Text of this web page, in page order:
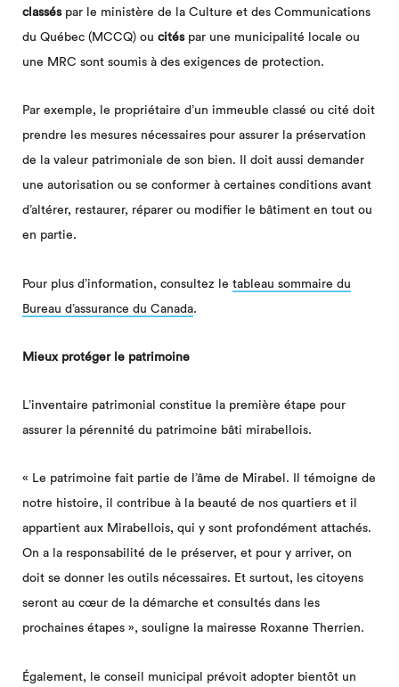
classéspar le ministère de la Culture et des Communications
du Québec (MCCQ) ou citéspar une municipalité locale ou
une MRC sont soumis à des exigences de protection.
Par exemple, le propriétaire d’un immeuble classé ou cité doit
prendre les mesures nécessaires pour assurer la préservation
de la valeur patrimoniale de son bien. Il doit aussi demander
une autorisation ou se conformer à certaines conditions avant
d’altérer, restaurer, réparer ou modifier le bâtiment en tout ou
en partie.
Pour plus d’information, consultez le tableau sommaire du
Bureau d’assurance du Canada.
Mieux protéger le patrimoine
L’inventaire patrimonial constitue la première étape pour
assurer la pérennité du patrimoine bâti mirabellois.
« Le patrimoine fait partie de l’âme de Mirabel. Il témoigne de
notre histoire, il contribue à la beauté de nos quartiers et il
appartient aux Mirabellois, qui y sont profondément attachés.
On a la responsabilité de le préserver, et pour y arriver, on
doit se donner les outils nécessaires. Et surtout, les citoyens
seront au cœur de la démarche et consultés dans les
prochaines étapes », souligne la mairesse Roxanne Therrien.
Également, le conseil municipal prévoit adopter bientôt un